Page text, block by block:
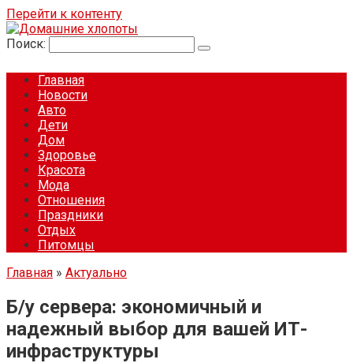
Перейти к контенту
Поиск:
Главная
Новости
Авто
Дети
Дом
Здоровье
Красота
Мода
Отношения
Праздники
Отдых
Питомцы
Главная » Актуально
Б/у сервера: экономичный и
надежный выбор для вашей ИТ-
инфраструктуры